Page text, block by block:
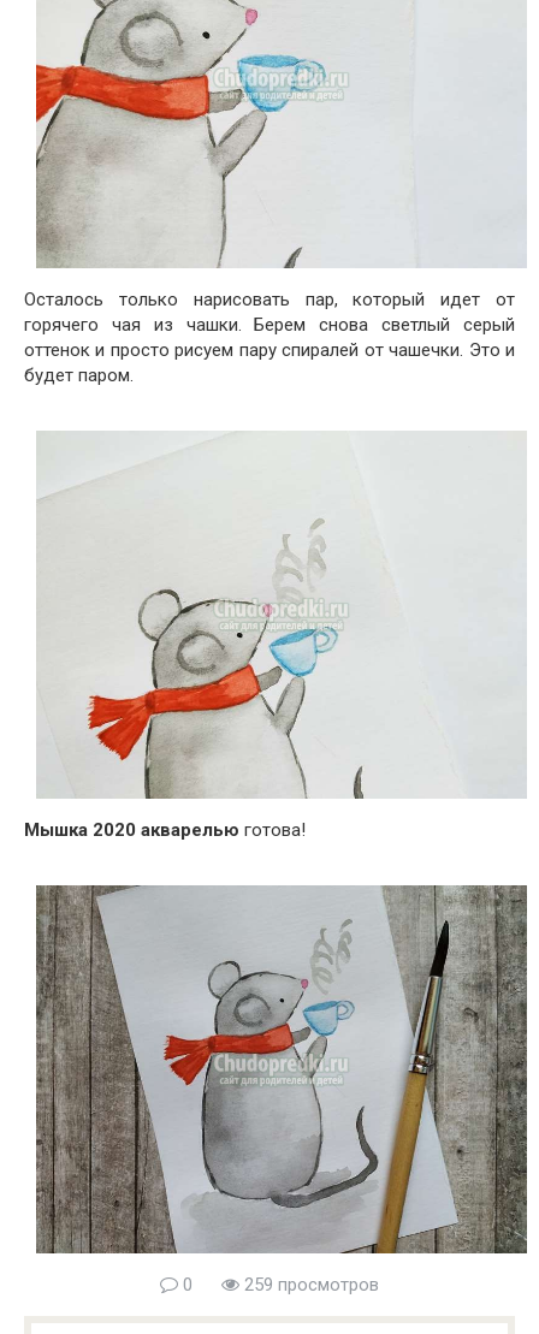
Осталось только нарисовать пар, который идет от
горячего чая из чашки. Берем снова светлый серый
оттенок и просто рисуем пару спиралей от чашечки. Это и
будет паром.
Мышка 2020 акварелью готова!
0 259 просмотров